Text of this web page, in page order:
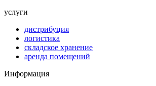
услуги
дистрибуция
логистика
складское хранение
аренда помещений
Информация